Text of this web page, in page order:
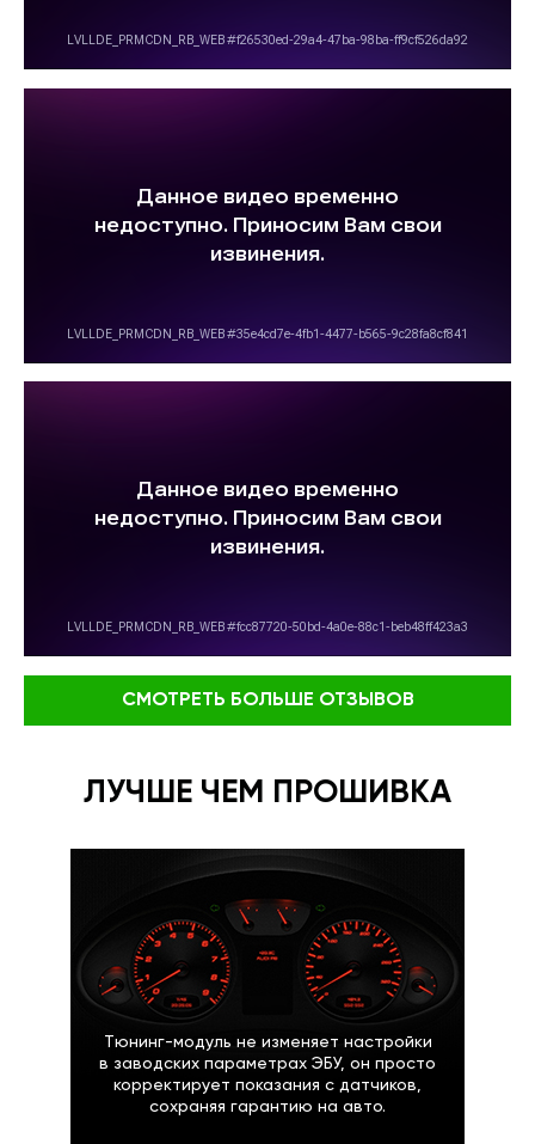
СМОТРЕТЬ БОЛЬШЕ ОТЗЫВОВ
ЛУЧШЕ ЧЕМ ПРОШИВКА
Тюнинг-модуль не изменяет настройки
в заводских параметрах ЭБУ, он просто
корректирует показания с датчиков,
сохраняя гарантию на авто.